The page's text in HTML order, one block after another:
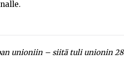
unioniin – siitä tuli unionin